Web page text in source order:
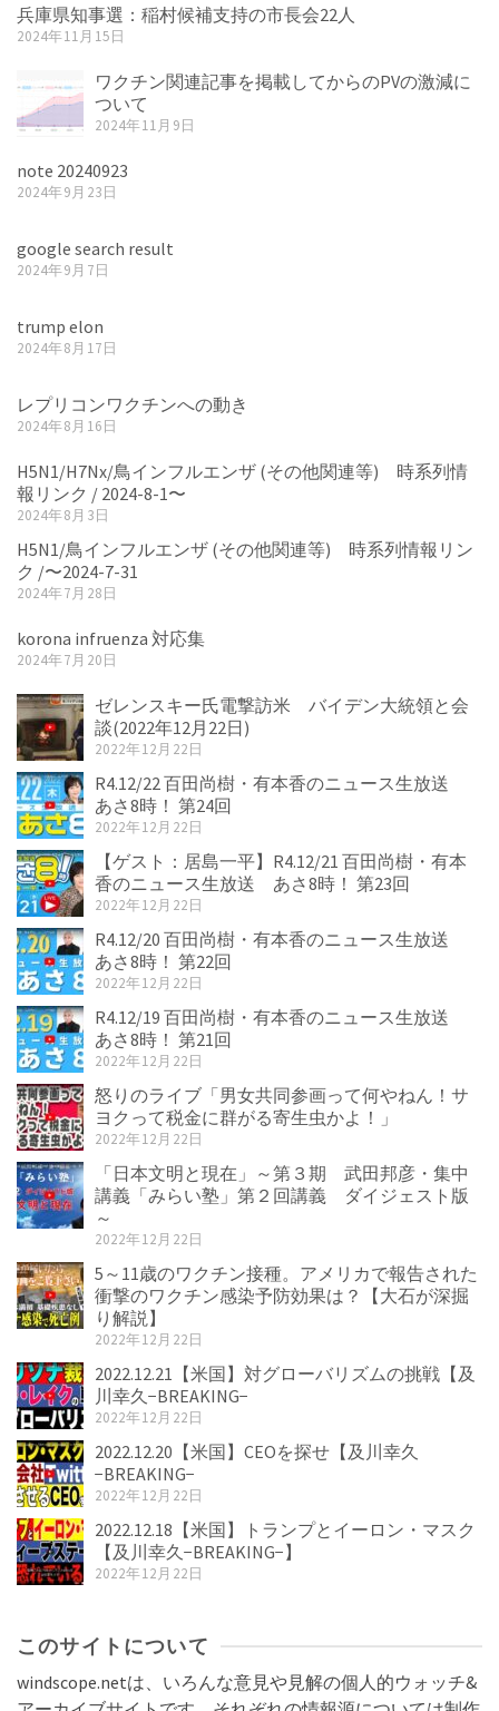
兵庫県知事選：稲村候補支持の市長会22人
2024年11月15日
ワクチン関連記事を掲載してからのPVの激減に
ついて
2024年11月9日
note 20240923
2024年9月23日
google search result
2024年9月7日
trump elon
2024年8月17日
レプリコンワクチンへの動き
2024年8月16日
H5N1/H7Nx/鳥インフルエンザ (その他関連等) 時系列情
報リンク / 2024-8-1〜
2024年8月3日
H5N1/鳥インフルエンザ (その他関連等) 時系列情報リン
ク /〜2024-7-31
2024年7月28日
korona infruenza 対応集
2024年7月20日
ゼレンスキー氏電撃訪米 バイデン大統領と会
談(2022年12月22日)
2022年12月22日
R4.12/22 百田尚樹・有本香のニュース生放送
あさ8時！ 第24回
2022年12月22日
【ゲスト：居島一平】R4.12/21 百田尚樹・有本
香のニュース生放送 あさ8時！ 第23回
2022年12月22日
R4.12/20 百田尚樹・有本香のニュース生放送
あさ8時！ 第22回
2022年12月22日
R4.12/19 百田尚樹・有本香のニュース生放送
あさ8時！ 第21回
2022年12月22日
怒りのライブ「男女共同参画って何やねん！サ
ヨクって税金に群がる寄生虫かよ！」
2022年12月22日
「日本文明と現在」～第３期 武田邦彦・集中
講義「みらい塾」第２回講義 ダイジェスト版
～
2022年12月22日
5～11歳のワクチン接種。アメリカで報告された
衝撃のワクチン感染予防効果は？【大石が深掘
り解説】
2022年12月22日
2022.12.21【米国】対グローバリズムの挑戦【及
川幸久−BREAKING−
2022年12月22日
2022.12.20【米国】CEOを探せ【及川幸久
−BREAKING−
2022年12月22日
2022.12.18【米国】トランプとイーロン・マスク
【及川幸久−BREAKING−】
2022年12月22日
このサイトについて
windscope.netは、いろんな意見や見解の個人的ウォッチ&